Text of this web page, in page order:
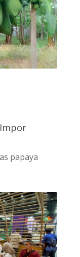
papaya